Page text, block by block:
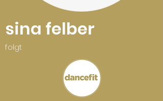
sina felber
folgt